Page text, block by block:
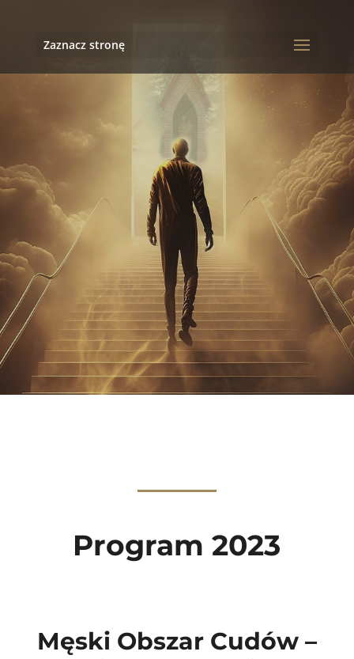
Zaznacz stronę
Program 2023
Męski Obszar Cudów –